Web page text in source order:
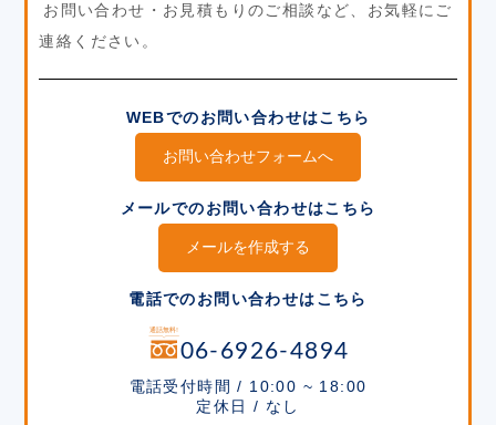
お問い合わせ・お見積もりのご相談など、お気軽にご
連絡ください。
WEBでのお問い合わせはこちら
お問い合わせフォームへ
メールでのお問い合わせはこちら
メールを作成する
電話でのお問い合わせはこちら
06-6926-4894
電話受付時間 / 10:00 ~ 18:00
定休日 / なし